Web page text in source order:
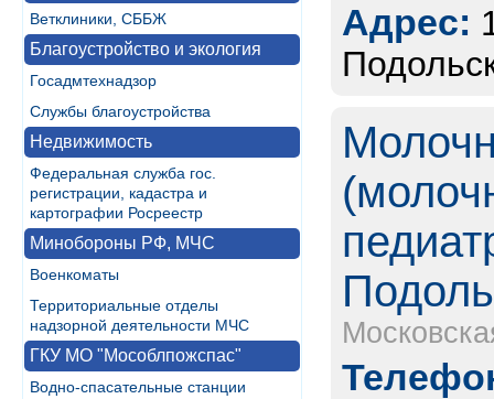
Ветклиники, СББЖ
Благоустройство и экология
Госадмтехнадзор
Службы благоустройства
Недвижимость
Федеральная служба гос.
регистрации, кадастра и
картографии Росреестр
Минобороны РФ, МЧС
Военкоматы
Территориальные отделы
надзорной деятельности МЧС
ГКУ МО "Мособлпожспас"
Водно-спасательные станции
Адрес: